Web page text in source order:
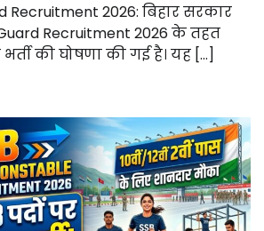
Recruitment 2026: बिहार सरकार
Guard Recruitment 2026 के तहत
भर्ती की घोषणा की गई है। यह […]